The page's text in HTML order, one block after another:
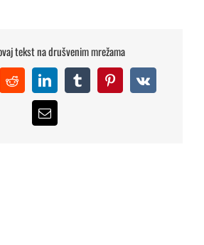
tekst na drušvenim mrežama
RedditLinkedInTumblrPinterest
Vk
Email